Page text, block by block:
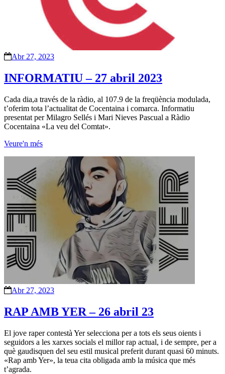
Abr 27, 2023
INFORMATIU – 27 abril 2023
Cada dia,a través de la ràdio, al 107.9 de la freqüència modulada,
t’oferim tota l’actualitat de Cocentaina i comarca. Informatiu
presentat per Milagro Sellés i Mari Nieves Pascual a Ràdio
Cocentaina «La veu del Comtat».
Veure'n més
Abr 27, 2023
RAP AMB YER – 26 abril 23
El jove raper contestà Yer selecciona per a tots els seus oients i
seguidors a les xarxes socials el millor rap actual, i de sempre, per a
què gaudisquen del seu estil musical preferit durant quasi 60 minuts.
«Rap amb Yer», la teua cita obligada amb la música que més
t’agrada.